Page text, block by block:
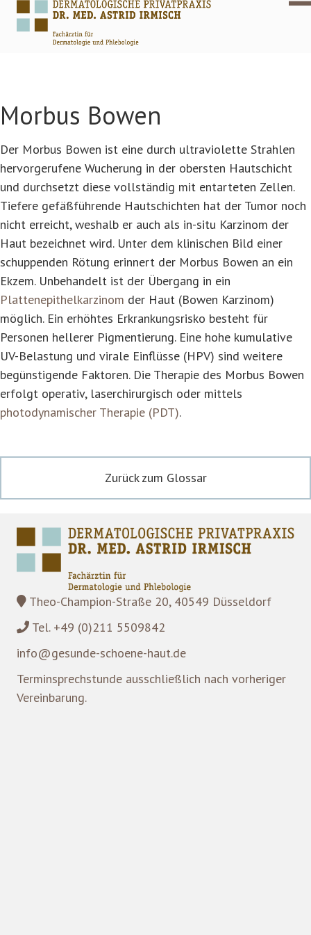
Morbus Bowen
Der Morbus Bowen ist eine durch ultraviolette Strahlen
hervorgerufene Wucherung in der obersten Hautschicht
und durchsetzt diese vollständig mit entarteten Zellen.
Tiefere gefäßführende Hautschichten hat der Tumor noch
nicht erreicht, weshalb er auch als in-situ Karzinom der
Haut bezeichnet wird. Unter dem klinischen Bild einer
schuppenden Rötung erinnert der Morbus Bowen an ein
Ekzem. Unbehandelt ist der Übergang in ein
Plattenepithelkarzinom der Haut (Bowen Karzinom)
möglich. Ein erhöhtes Erkrankungsrisko besteht für
Personen hellerer Pigmentierung. Eine hohe kumulative
UV-Belastung und virale Einflüsse (HPV) sind weitere
begünstigende Faktoren. Die Therapie des Morbus Bowen
erfolgt operativ, laserchirurgisch oder mittels
photodynamischer Therapie (PDT).
Zurück zum Glossar
Theo-Champion-Straße 20, 40549 Düsseldorf
Tel. +49 (0)211 5509842
info@gesunde-schoene-haut.de
Terminsprechstunde ausschließlich nach vorheriger
Vereinbarung.